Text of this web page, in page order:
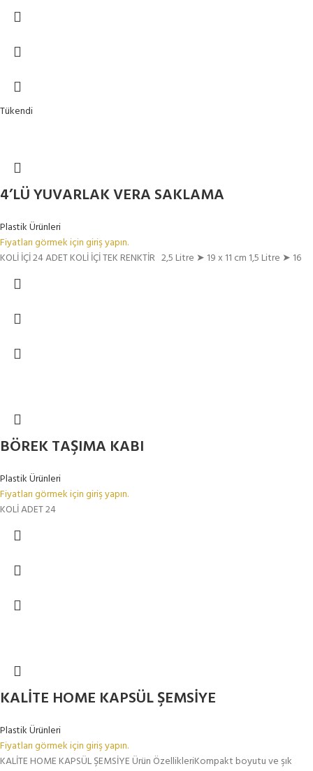
Tükendi
4’LÜ YUVARLAK VERA SAKLAMA
Plastik Ürünleri
Fiyatları görmek için giriş yapın.
KOLİ İÇİ 24 ADET KOLİ İÇİ TEK RENKTİR 2,5 Litre ➤ 19 x 11 cm 1,5 Litre ➤ 16
BÖREK TAŞIMA KABI
Plastik Ürünleri
Fiyatları görmek için giriş yapın.
KOLİ ADET 24
KALİTE HOME KAPSÜL ŞEMSİYE
Plastik Ürünleri
Fiyatları görmek için giriş yapın.
KALİTE HOME KAPSÜL ŞEMSİYE Ürün ÖzellikleriKompakt boyutu ve şık